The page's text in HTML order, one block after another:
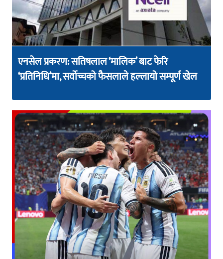
एनसेल प्रकरण: सतिषलाल ‘मालिक’ बाट फेरि
‘प्रतिनिधि’मा, सर्वोच्चको फैसलाले हल्लायो सम्पूर्ण खेल